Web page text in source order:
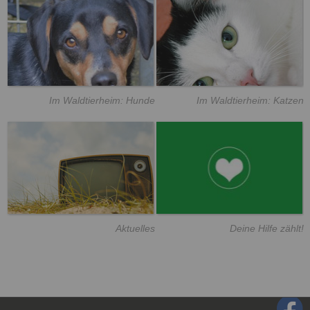
Im Waldtierheim: Hunde Im Waldtierheim: Katzen
Aktuelles Deine Hilfe zählt!